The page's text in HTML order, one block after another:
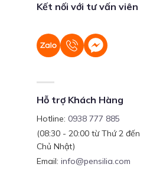
Kết nối với tư vấn viên
Hỗ trợ Khách Hàng
Hotline: 0938 777 885
(08:30 - 20:00 từ Thứ 2 đến
Chủ Nhật)
Email: info@pensilia.com